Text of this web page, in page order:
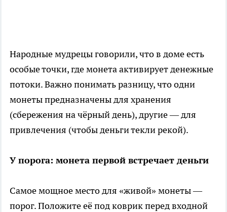
Народные мудрецы говорили, что в доме есть
особые точки, где монета активирует денежные
потоки. Важно понимать разницу, что одни
монеты предназначены для хранения
(сбережения на чёрный день), другие — для
привлечения (чтобы деньги текли рекой).
У порога: монета первой встречает деньги
Самое мощное место для «живой» монеты —
порог. Положите её под коврик перед входной